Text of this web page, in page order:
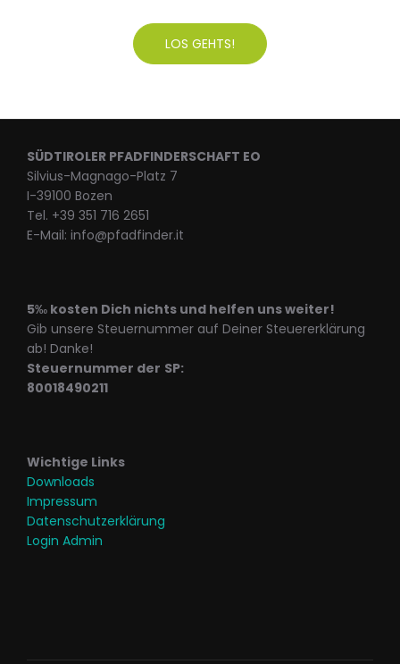
LOS GEHTS!
SÜDTIROLER PFADFINDERSCHAFT EO
Silvius-Magnago-Platz 7
I-39100 Bozen
Tel. +39 351 716 2651
E-Mail: info@pfadfinder.it
5‰ kosten Dich nichts und helfen uns weiter!
Gib unsere Steuernummer auf Deiner Steuererklärung
ab! Danke!
Steuernummer der SP:
80018490211
Wichtige Links
Downloads
Impressum
Datenschutzerklärung
Login Admin